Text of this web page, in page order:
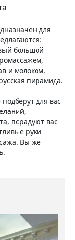
для
большой
и молоком,
пирамида.
для вас
порадуют вас
руки
Вы же